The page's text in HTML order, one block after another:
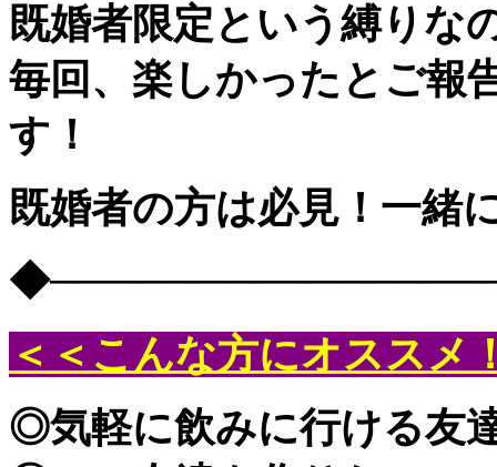
既婚者限定という縛りな
毎回、楽しかったとご報
す！
既婚者の方は必見！一緒
＜＜こんな方にオススメ
◎気軽に飲みに行ける友